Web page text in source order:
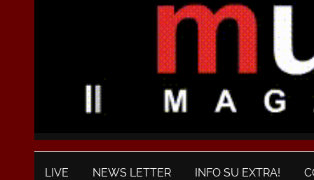
LIVE NEWS LETTER INFO SU EXTRA!